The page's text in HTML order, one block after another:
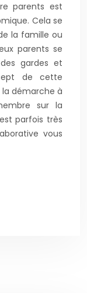
parents est
Cela se
la famille ou
parents se
gardes et
de cette
démarche à
sur la
parfois très
vous